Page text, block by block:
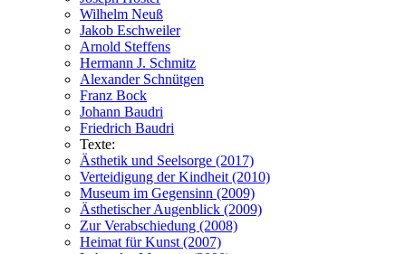
Wilhelm Neuß
Jakob Eschweiler
Arnold Steffens
Hermann J. Schmitz
Alexander Schnütgen
Franz Bock
Johann Baudri
Friedrich Baudri
Texte:
Ästhetik und Seelsorge (2017)
Verteidigung der Kindheit (2010)
Museum im Gegensinn (2009)
Ästhetischer Augenblick (2009)
Zur Verabschiedung (2008)
Heimat für Kunst (2007)